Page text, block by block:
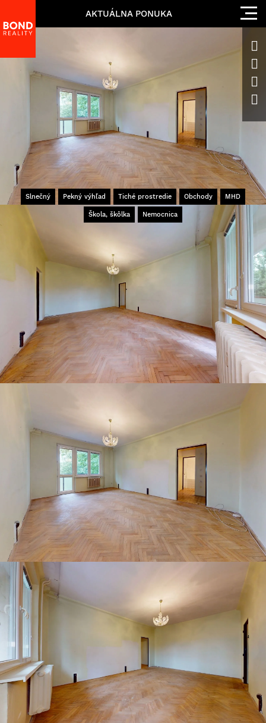
AKTUÁLNA PONUKA
Slnečný Pekný výhľad Tiché prostredie Obchody MHD
Škola, škôlka Nemocnica